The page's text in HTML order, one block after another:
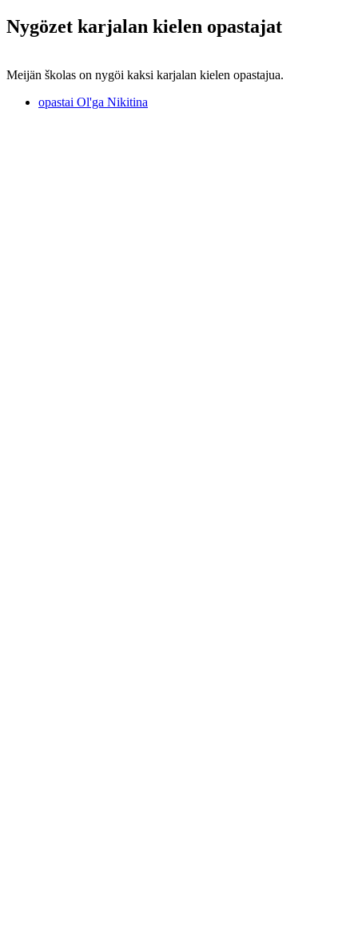
Nygözet karjalan kielen opastajat
Meijän školas on nygöi kaksi karjalan kielen opastajua.
opastai Ol'ga Nikitina